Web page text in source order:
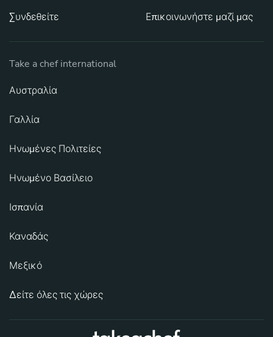
Συνδεθείτε Επικοινωνήστε μαζί μας
Take a chef international
Αυστραλία
Γαλλία
Ηνωμένες Πολιτείες
Ηνωμένο Βασίλειο
Ισπανία
Καναδάς
Μεξικό
Δείτε όλες τις χώρες